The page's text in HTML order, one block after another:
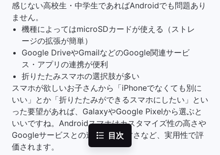
目次
感じない高校生・中学生であればAndroidでも問題あり
ません。
機種によってはmicroSDカードが使える（ストレ
ージの拡張が簡単）
Google DriveやGmailなどのGoogle関連サービ
ス・アプリの連携が便利
折りたたみスマホの選択肢が多い
スマホが欲しいお子さんから「iPhoneでなくても別に
いい」とか「折りたたみができるスマホにしたい」とい
った要望があれば、GalaxyやGoogle Pixelから選ぶと
いいですね。Androidスマホはカスタマイズ性の高さや
Googleサービスとの連携のしやすさなど、実用性で評
価されます。